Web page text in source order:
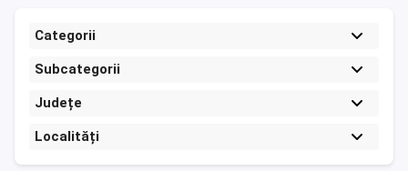
Categorii
Subcategorii
Județe
Localități